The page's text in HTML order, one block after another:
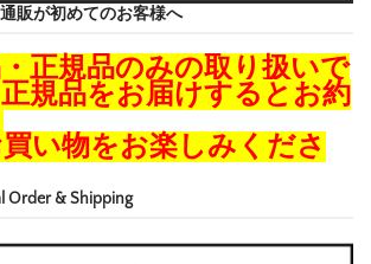
販が初めてのお客様へ
正規品のみの取り扱いで
規品をお届けするとお約
い物をお楽しみくださ
Order & Shipping